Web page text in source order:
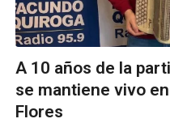
A 10 años de la
se mantiene vivo
Flores